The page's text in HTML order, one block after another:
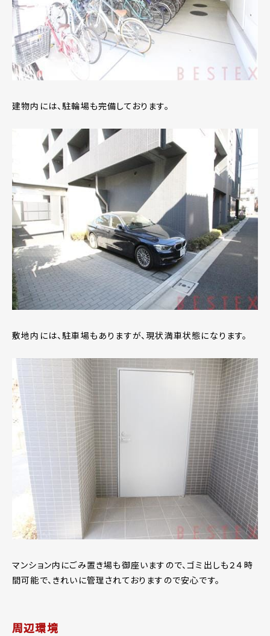
建物内には、駐輪場も完備しております。
敷地内には、駐車場もありますが、現状満車状態になります。
マンション内にごみ置き場も御座いますので、ゴミ出しも２４時
間可能で、きれいに管理されておりますので安心です。
周辺環境